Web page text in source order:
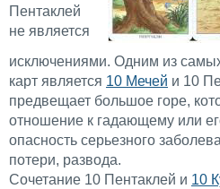
Пентаклей
не является
исключениями. Одним из
карт является 10 Мечей и 10
предвещает большое горе,
отношение к гадающему или
опасность серьезного
потери, развода.
Сочетание 10 Пентаклей и 10